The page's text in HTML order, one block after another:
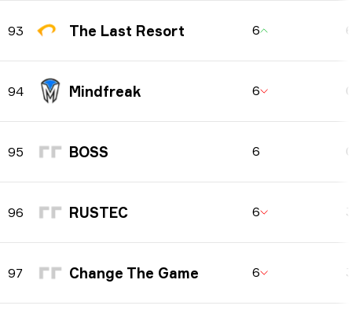
93 The Last Resort 6
94 Mindfreak 6
95 BOSS 6
96 RUSTEC 6
97 Change The Game 6